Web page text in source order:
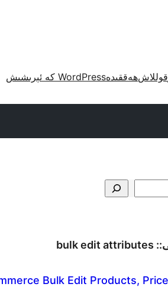
قوللاشھەققىدەWordPress كە ئېرىشىش
bulk edit attributes
Bulk Edit Products,